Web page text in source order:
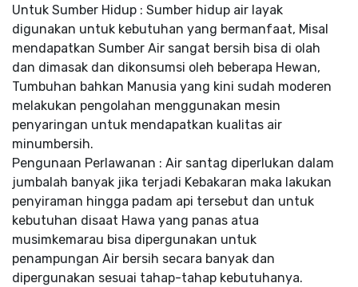
Untuk Sumber Hidup : Sumber hidup air layak
digunakan untuk kebutuhan yang bermanfaat, Misal
mendapatkan Sumber Air sangat bersih bisa di olah
dan dimasak dan dikonsumsi oleh beberapa Hewan,
Tumbuhan bahkan Manusia yang kini sudah moderen
melakukan pengolahan menggunakan mesin
penyaringan untuk mendapatkan kualitas air
minumbersih.
Pengunaan Perlawanan : Air santag diperlukan dalam
jumbalah banyak jika terjadi Kebakaran maka lakukan
penyiraman hingga padam api tersebut dan untuk
kebutuhan disaat Hawa yang panas atua
musimkemarau bisa dipergunakan untuk
penampungan Air bersih secara banyak dan
dipergunakan sesuai tahap-tahap kebutuhanya.